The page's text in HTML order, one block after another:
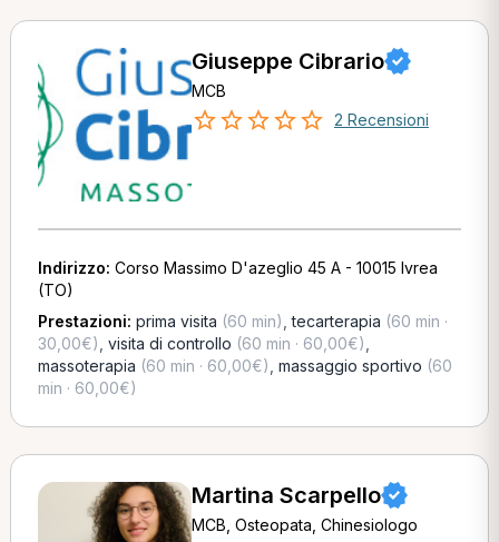
Giuseppe Cibrario
MCB
2 Recensioni
Indirizzo: Corso Massimo D'azeglio 45 A - 10015 Ivrea
(TO)
Prestazioni: prima visita (60 min) ,tecarterapia (60 min ·
30,00€) visita di controllo (60 min · 60,00€)
massoterapia (60 min · 60,00€) massaggio sportivo (60
min · 60,00€)
Martina Scarpello
MCB, Osteopata, Chinesiologo